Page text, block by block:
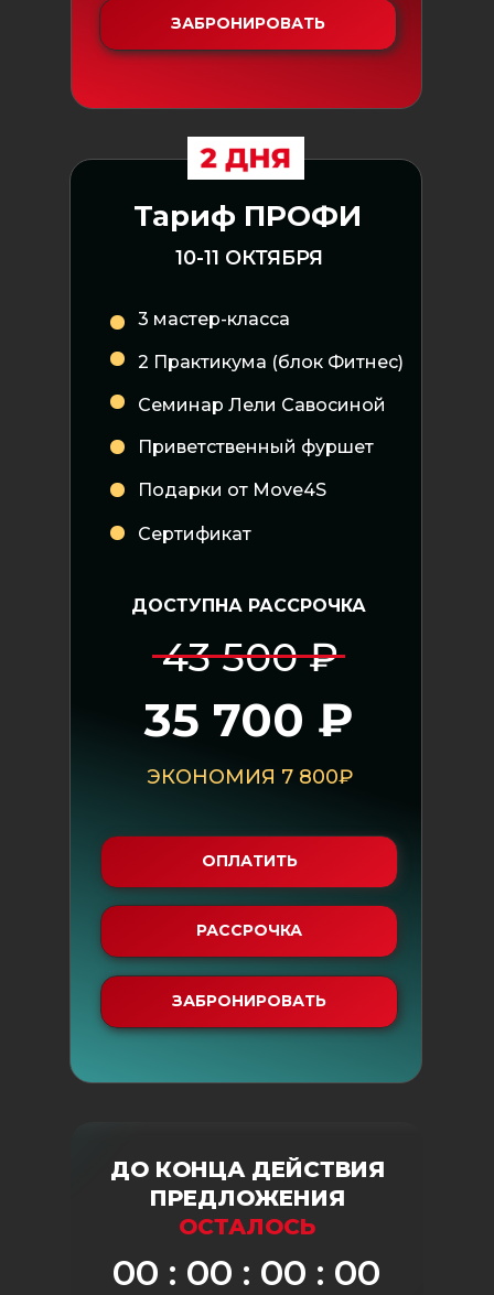
ЗАБРОНИРОВАТЬ
ДО КОНЦА ДЕЙСТВИЯ
ПРЕДЛОЖЕНИЯ
ОСТАЛОСЬ
00 : 00 : 00 : 00
Тариф ПРОФИ
43 500 ₽
35 700 ₽
ЭКОНОМИЯ 7 800₽
ДОСТУПНА РАССРОЧКА
ОПЛАТИТЬ
РАССРОЧКА
ЗАБРОНИРОВАТЬ
3 мастер-класса
2 Практикума (блок Фитнес)
Семинар Лели Савосиной
Приветственный фуршет
Подарки от Move4S
Сертификат
10-11 ОКТЯБРЯ